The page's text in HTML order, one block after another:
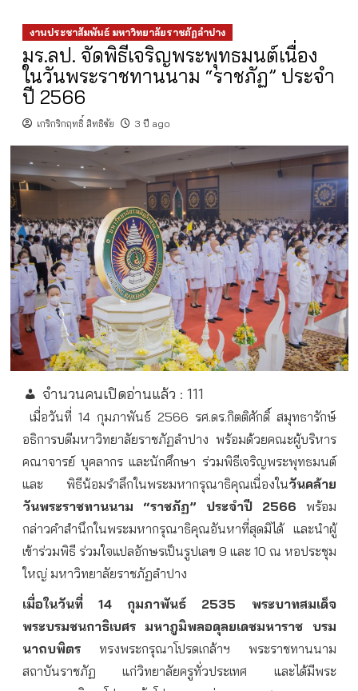
งานประชาสัมพันธ์ มหาวิทยาลัยราชภัฏลำปาง
มร.ลป. จัดพิธีเจริญพระพุทธมนต์เนื่อง
ในวันพระราชทานนาม “ราชภัฏ” ประจำ
ปี 2566
เกริกริกฤทธิ์ สิทธิชัย 3 ปี ago
จำนวนคนเปิดอ่านแล้ว : 111
เมื่อวันที่ 14 กุมภาพันธ์ 2566 รศ.ดร.กิตติศักดิ์ สมุทธารักษ์
อธิการบดีมหาวิทยาลัยราชภัฏลำปาง พร้อมด้วยคณะผู้บริหาร
คณาจารย์ บุคลากร และนักศึกษา ร่วมพิธีเจริญพระพุทธมนต์
และ พิธีน้อมรำลึกในพระมหากรุณาธิคุณเนื่องในวันคล้าย
วันพระราชทานนาม “ราชภัฏ” ประจำปี 2566 พร้อม
กล่าวคำสำนึกในพระมหากรุณาธิคุณอันหาที่สุดมิได้ และนำผู้
เข้าร่วมพิธี ร่วมใจแปลอักษรเป็นรูปเลข 9 และ 10 ณ หอประชุม
ใหญ่ มหาวิทยาลัยราชภัฏลำปาง
เมื่อในวันที่ 14 กุมภาพันธ์ 2535 พระบาทสมเด็จ
พระบรมชนกาธิเบศร มหาภูมิพลอดุลยเดชมหาราช บรม
นาถบพิตรทรงพระกรุณาโปรดเกล้าฯ พระราชทานนาม
สถาบันราชภัฏ แก่วิทยาลัยครูทั่วประเทศ และได้มีพระ